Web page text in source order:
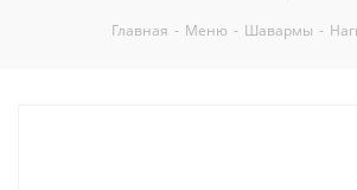
Главная - Меню - Шавармы -